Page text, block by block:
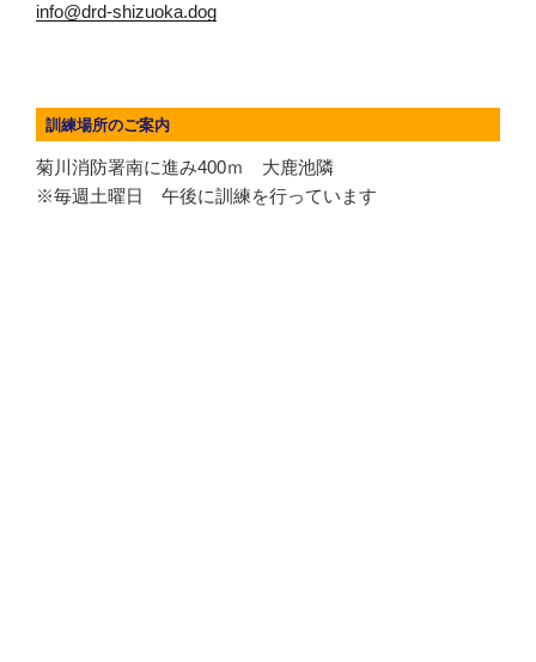
info@drd-shizuoka.dog
訓練場所のご案内
菊川消防署南に進み400ｍ 大鹿池隣
※毎週土曜日 午後に訓練を行っています